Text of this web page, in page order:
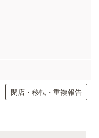
閉店・移転・重複報告